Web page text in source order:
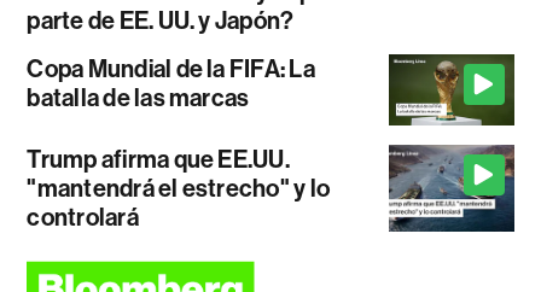
parte de EE. UU. y Japón?
Copa Mundial de la FIFA: La
batalla de las marcas
Trump afirma que EE.UU.
"mantendrá el estrecho" y lo
controlará